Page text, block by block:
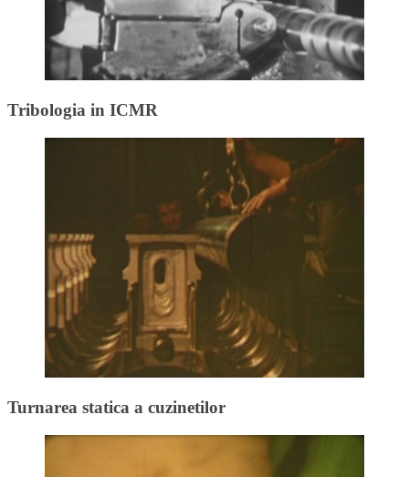
Tribologia in ICMR
Turnarea statica a cuzinetilor